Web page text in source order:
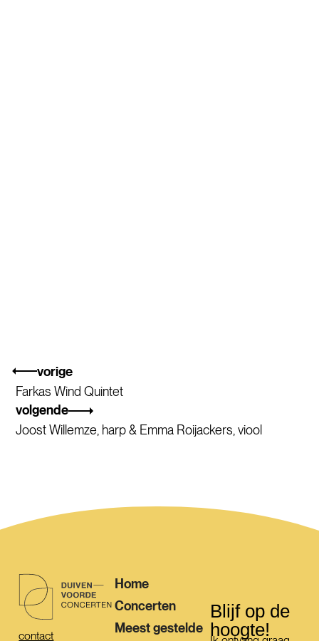
vorige
Farkas Wind Quintet
volgende
Joost Willemze, harp & Emma Roijackers, viool
contact
Home
Concerten
Meest gestelde
Blijf op de
hoogte!